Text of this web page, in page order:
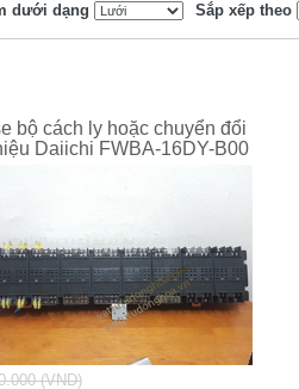
dưới dạng Sắp xếp theo
bộ cách ly hoặc chuyển đổi
Daiichi FWBA-16DY-B00
(VND)